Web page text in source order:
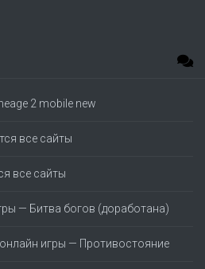
2 mobile new
все сайты
все сайты
— Битва богов (доработана)
игры — Противостояние